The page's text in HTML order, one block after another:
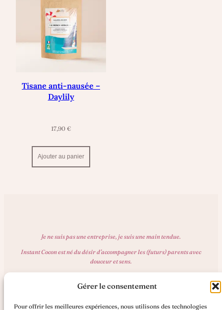
Gérer le consentement
Pour offrir les meilleures expériences, nous utilisons des technologies
Tisane anti-nausée –
Daylily
17,90 €
Ajouter au panier
Je ne suis pas une entreprise, je suis une main tendue.
Instant Cocon est né du désir d’accompagner les (futurs) parents avec
douceur et sens.
Politique de confidentialité